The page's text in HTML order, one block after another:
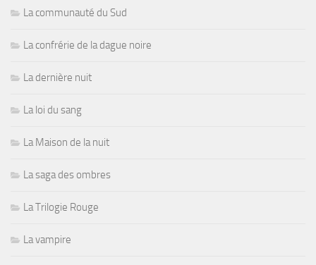
La communauté du Sud
La confrérie de la dague noire
La dernière nuit
La loi du sang
La Maison de la nuit
La saga des ombres
La Trilogie Rouge
La vampire